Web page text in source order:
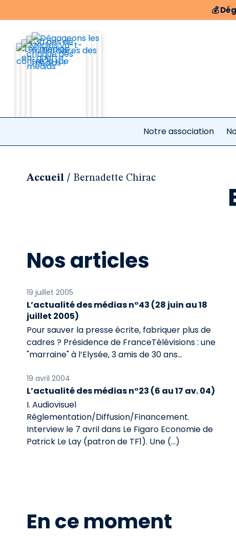
💰
Notre association
Accueil / Bernadette Chirac
Nos articles
19 juillet 2005
L’actualité des médias n°43 (28 juin au 18
juillet 2005)
Pour sauver la presse écrite, fabriquer plus de
cadres ? Présidence de FranceTélévisions : une
"marraine" à l’Elysée, 3 amis de 30 ans...
19 avril 2004
L’actualité des médias n°23 (6 au 17 av. 04)
I. Audiovisuel
Réglementation/Diffusion/Financement.
Interview le 7 avril dans Le Figaro Economie de
Patrick Le Lay (patron de TF1). Une (…)
En ce moment